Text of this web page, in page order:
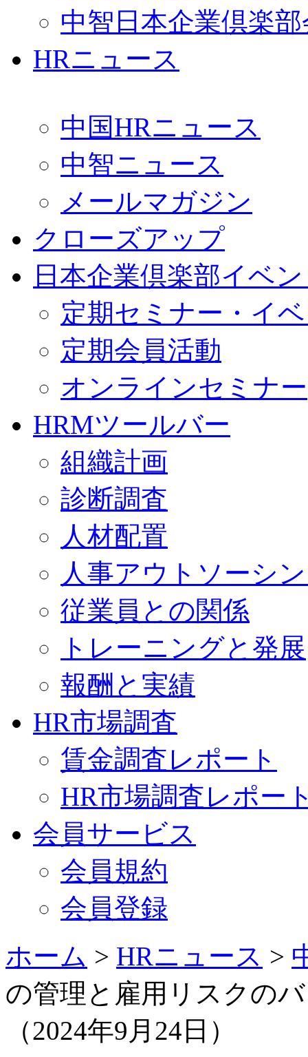
中智日本企業倶楽
HRニュース
中国HRニュース
中智ニュース
メールマガジン
クローズアップ
日本企業倶楽部イベ
定期セミナー・イ
定期会員活動
オンラインセミナー
HRMツールバー
組織計画
診断調査
人材配置
人事アウトソーシ
従業員との関係
トレーニングと発展
報酬と実績
HR市場調査
賃金調査レポート
HR市場調査レポー
会員サービス
会員規約
会員登録
ホーム > HRニュース >
の管理と雇用リスクの
（2024年9月24日）